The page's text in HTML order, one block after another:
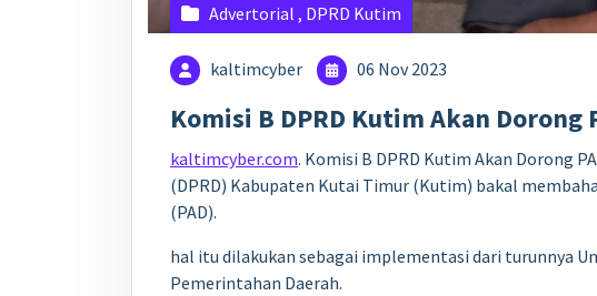
Advertorial , DPRD Kutim
kaltimcyber 06 Nov 2023
Komisi B DPRD Kutim Akan
kaltimcyber.com. Komisi B DPRD Kutim Akan Dorong
(DPRD) Kabupaten Kutai Timur (Kutim) bakal
(PAD).
hal itu dilakukan sebagai implementasi dari turunnya
Pemerintahan Daerah.